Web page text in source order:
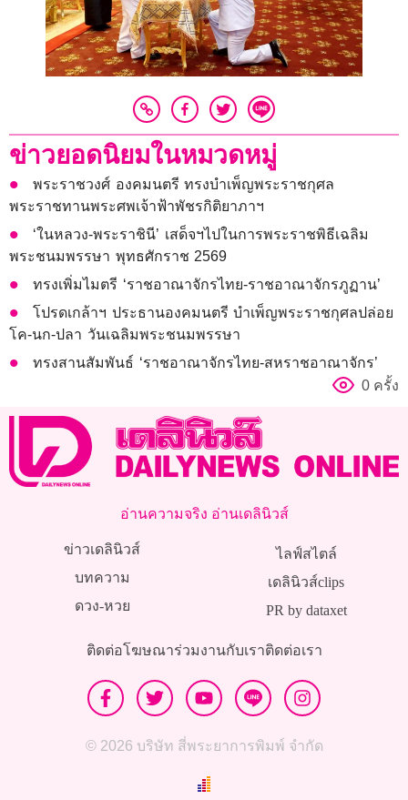
ข่าวยอดนิยมในหมวดหมู่
พระราชวงศ์ องคมนตรี ทรงบำเพ็ญพระราชกุศล
พระราชทานพระศพเจ้าฟ้าพัชรกิติยาภาฯ
‘ในหลวง-พระราชินี’ เสด็จฯไปในการพระราชพิธีเฉลิม
พระชนมพรรษา พุทธศักราช 2569
ทรงเพิ่มไมตรี ‘ราชอาณาจักรไทย-ราชอาณาจักรภูฏาน’
โปรดเกล้าฯ ประธานองคมนตรี บำเพ็ญพระราชกุศลปล่อย
โค-นก-ปลา วันเฉลิมพระชนมพรรษา
ทรงสานสัมพันธ์ ‘ราชอาณาจักรไทย-สหราชอาณาจักร’
0 ครั้ง
อ่านความจริง อ่านเดลินิวส์
ข่าวเดลินิวส์
บทความ
ดวง-หวย
ไลฟ์สไตล์
เดลินิวส์clips
PR by dataxet
ติดต่อโฆษณาร่วมงานกับเราติดต่อเรา
© 2026 บริษัท สี่พระยาการพิมพ์ จำกัด